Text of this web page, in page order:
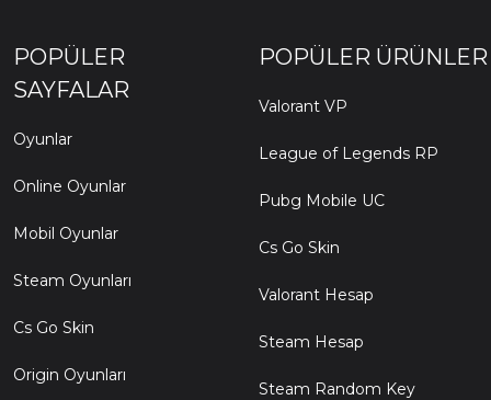
POPÜLER
SAYFALAR
Oyunlar
Online Oyunlar
Mobil Oyunlar
Steam Oyunları
Cs Go Skin
Origin Oyunları
POPÜLER ÜRÜNLER
Valorant VP
League of Legends RP
Pubg Mobile UC
Cs Go Skin
Valorant Hesap
Steam Hesap
Steam Random Key